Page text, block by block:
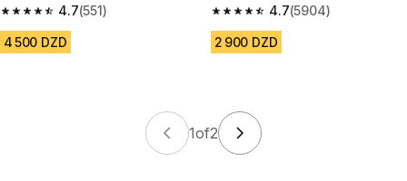
4.7
4.7 out of 5 stars from 551 reviews
(551)
4 500 DZD
femme - Fit+ noir
4.7
4.7 out of 5 stars from 5904
(5904)
2 900 DZD
1of2